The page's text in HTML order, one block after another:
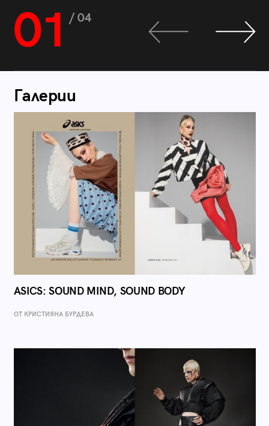
01 / 04
Галерии
ASICS: SOUND MIND, SOUND BODY
ОТ КРИСТИЯНА БУРДЕВА